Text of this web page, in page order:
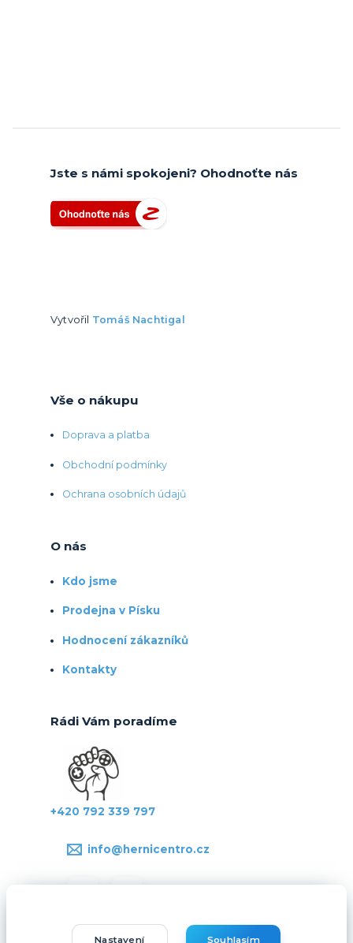
Jste s námi spokojeni? Ohodnoťte nás
Vytvořil Tomáš Nachtigal
Vše o nákupu
Doprava a platba
Obchodní podmínky
Ochrana osobních údajů
O nás
Kdo jsme
Prodejna v Písku
Hodnocení zákazníků
Kontakty
Rádi Vám poradíme
+420 792 339 797
info@hernicentro.cz
Nastavení Souhlasím